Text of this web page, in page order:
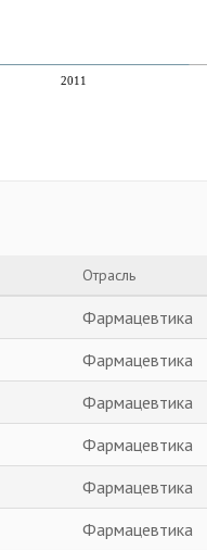
2011
Отрасль
Фармацевтика
Фармацевтика
Фармацевтика
Фармацевтика
Фармацевтика
Фармацевтика